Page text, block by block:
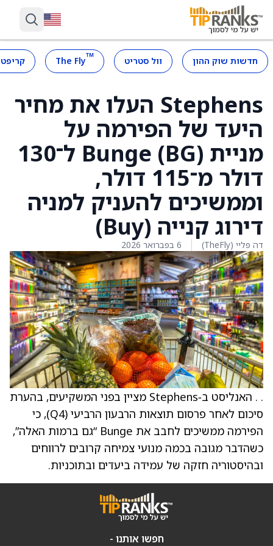
חדשות שוק ההון וול סטריט ™
The Fly
Stephens העלו את מחיר
היעד של הפירמה על
מניית Bunge (BG) ל־130
דולר מ־115 דולר,
וממשיכים להעניק למניה
דירוג קנייה (Buy)
דה פליי (TheFly) 6 בפברואר 2026
. . האנליסט ב‑Stephens מציין בפני המשקיעים, בהערת
סיכום לאחר פרסום תוצאות הרבעון הרביעי (Q4), כי
הפירמה ממשיכים לחבב את Bunge “גם ברמות האלה”,
כשהדבר מגובה בכמה מנועי צמיחה קרובים לרווחים
ובהיסטוריה חזקה של עמידה ביעדים ובתוכניות.
חפשו אותנו -